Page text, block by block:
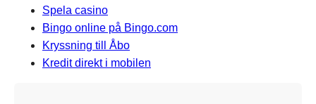
Spela casino
Bingo online på Bingo.com
Kryssning till Åbo
Kredit direkt i mobilen